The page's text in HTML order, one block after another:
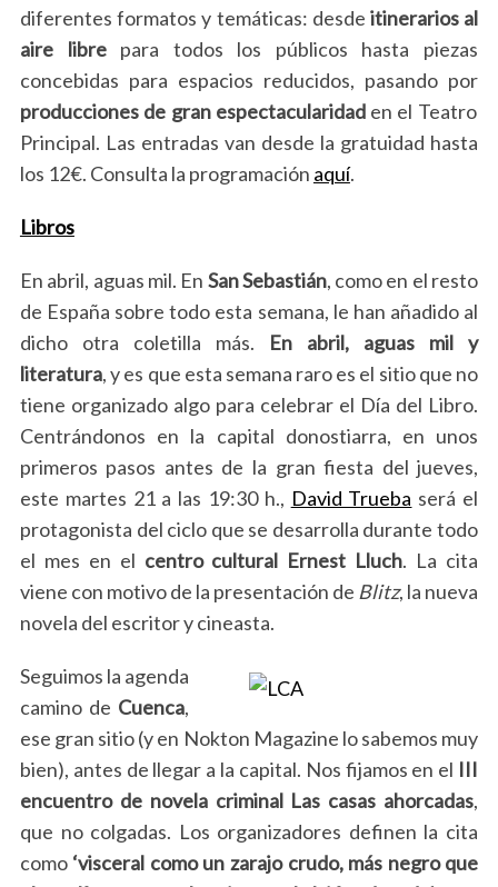
diferentes formatos y temáticas: desde itinerarios al
aire librepara todos los públicos hasta piezas
concebidas para espacios reducidos, pasando por
producciones de gran espectacularidaden el Teatro
Principal. Las entradas van desde la gratuidad hasta
los 12€. Consulta la programación aquí.
Libros
En abril, aguas mil. En San Sebastián, como en el resto
de España sobre todo esta semana, le han añadido al
dicho otra coletilla más. En abril, aguas mil y
literatura, y es que esta semana raro es el sitio que no
tiene organizado algo para celebrar el Día del Libro.
Centrándonos en la capital donostiarra, en unos
primeros pasos antes de la gran fiesta del jueves,
este martes 21 a las 19:30 h., David Trueba será el
protagonista del ciclo que se desarrolla durante todo
el mes en el centro cultural Ernest Lluch. La cita
viene con motivo de la presentación de Blitz, la nueva
novela del escritor y cineasta.
Seguimos la agenda
camino de Cuenca,
ese gran sitio (y en Nokton Magazine lo sabemos muy
bien), antes de llegar a la capital. Nos fijamos en el III
encuentro de novela criminal Las casas ahorcadas,
que no colgadas. Los organizadores definen la cita
como ‘visceral como un zarajo crudo, más negro que